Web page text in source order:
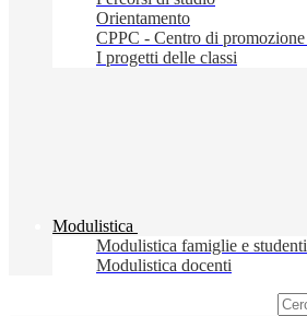
Orientamento
CPPC - Centro di
I progetti delle classi
Modulistica
Modulistica famiglie e studenti
Modulistica docenti